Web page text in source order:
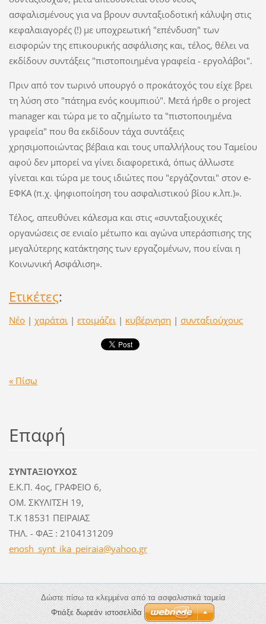
ασφαλισμένους για να βρουν συνταξιοδοτική κάλυψη στις
κεφαλαιαγορές (!) με υποχρεωτική "επένδυση" των
εισφορών της επικουρικής ασφάλισης και, τέλος, θέλει να
εκδίδουν συντάξεις "πιστοποιημένα γραφεία - εργολάβοι".
Πριν από τον τωρινό υπουργό ο προκάτοχός του είχε βρει
τη λύση στο "πάτημα ενός κουμπιού". Μετά ήρθε ο project
manager και τώρα με το αζημίωτο τα "πιστοποιημένα
γραφεία" που θα εκδίδουν τάχα συντάξεις
χρησιμοποιώντας βέβαια και τους υπαλλήλους του Ταμείου
αφού δεν μπορεί να γίνει διαφορετικά, όπως άλλωστε
γίνεται και τώρα με τους ιδιώτες που "εργάζονται" στον e-
ΕΦΚΑ (π.χ. ψηφιοποίηση του ασφαλιστικού βίου κ.λπ.)».
Τέλος, απευθύνει κάλεσμα και στις «συνταξιουχικές
οργανώσεις σε ενιαίο μέτωπο και αγώνα υπεράσπισης της
μεγαλύτερης κατάκτησης των εργαζομένων, που είναι η
Κοινωνική Ασφάλιση».
Ετικέτες:
Νέο | χαράτσι | ετοιμάζει | κυβέρνηση | συνταξιούχους
« Πίσω
Επαφή
ΣΥΝΤΑΞΙΟΥΧΟΣ
Ε.Κ.Π. 4ος, ΓΡΑΦΕΙΟ 6,
ΟΜ. ΣΚΥΛΙΤΣΗ 19,
Τ.Κ 18531 ΠΕΙΡΑΙΑΣ
ΤΗΛ. - ΦΑΞ : 2104131209
enosh_synt_ika_peiraia@yahoo.gr
Δώστε πίσω τα κλεμμένα από τα ασφαλιστικά ταμεία
Φτιάξε δωρεάν ιστοσελίδα